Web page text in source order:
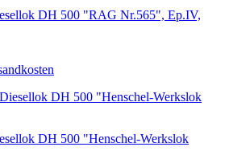
DH 500 "RAG Nr.565", Ep.IV,
DH 500 "Henschel-Werkslok